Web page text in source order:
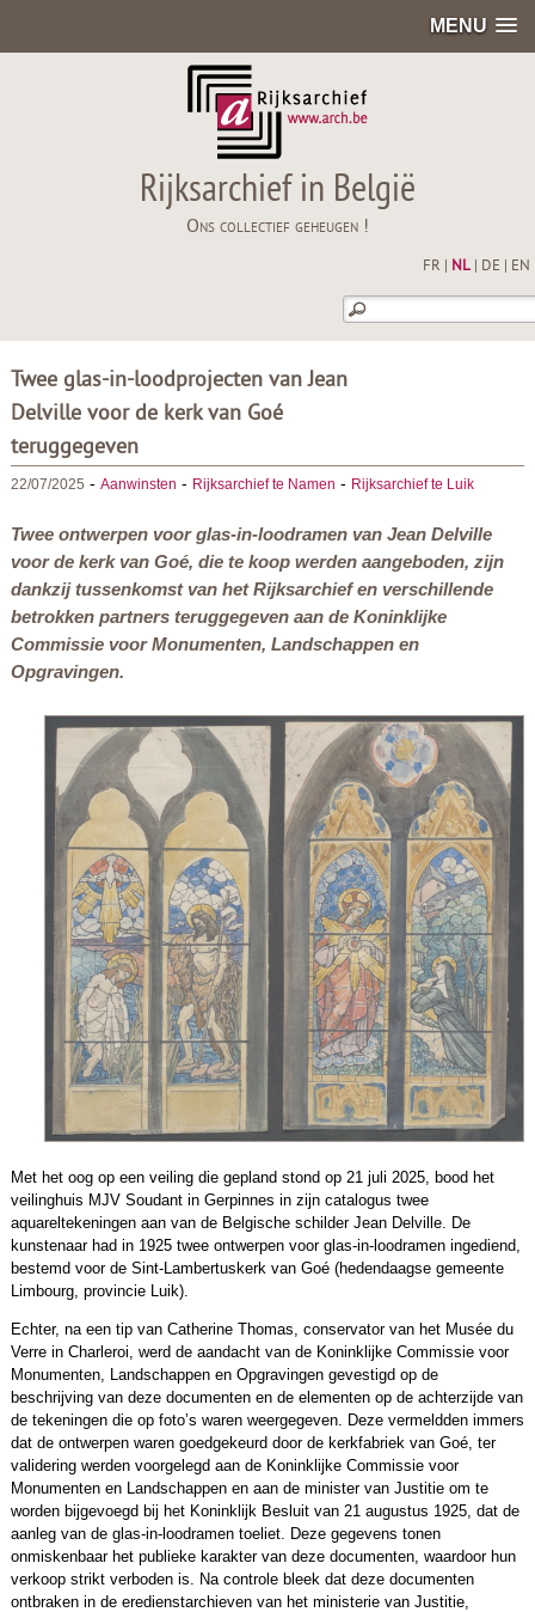
MENU
Rijksarchief in België
Ons collectief geheugen !
FR NL| DE EN
Twee glas-in-loodprojecten van Jean
Delville voor de kerk van Goé
teruggegeven
22/07/2025 - Aanwinsten - Rijksarchief te Namen - Rijksarchief te Luik
Twee ontwerpen voor glas-in-loodramen van Jean Delville
voor de kerk van Goé, die te koop werden aangeboden, zijn
dankzij tussenkomst van het Rijksarchief en verschillende
betrokken partners teruggegeven aan de Koninklijke
Commissie voor Monumenten, Landschappen en
Opgravingen.
Met het oog op een veiling die gepland stond op 21 juli 2025, bood het
veilinghuis MJV Soudant in Gerpinnes in zijn catalogus twee
aquareltekeningen aan van de Belgische schilder Jean Delville. De
kunstenaar had in 1925 twee ontwerpen voor glas-in-loodramen ingediend,
bestemd voor de Sint-Lambertuskerk van Goé (hedendaagse gemeente
Limbourg, provincie Luik).
Echter, na een tip van Catherine Thomas, conservator van het Musée du
Verre in Charleroi, werd de aandacht van de Koninklijke Commissie voor
Monumenten, Landschappen en Opgravingen gevestigd op de
beschrijving van deze documenten en de elementen op de achterzijde van
de tekeningen die op foto’s waren weergegeven. Deze vermeldden immers
dat de ontwerpen waren goedgekeurd door de kerkfabriek van Goé, ter
validering werden voorgelegd aan de Koninklijke Commissie voor
Monumenten en Landschappen en aan de minister van Justitie om te
worden bijgevoegd bij het Koninklijk Besluit van 21 augustus 1925, dat de
aanleg van de glas-in-loodramen toeliet. Deze gegevens tonen
onmiskenbaar het publieke karakter van deze documenten, waardoor hun
verkoop strikt verboden is. Na controle bleek dat deze documenten
ontbraken in de eredienstarchieven van het ministerie van Justitie,